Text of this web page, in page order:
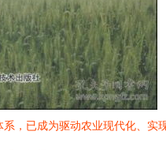
已成为驱动农业现代化、实